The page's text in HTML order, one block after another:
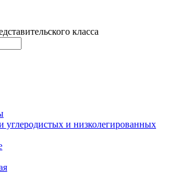
класса
углеродистых и низколегированных